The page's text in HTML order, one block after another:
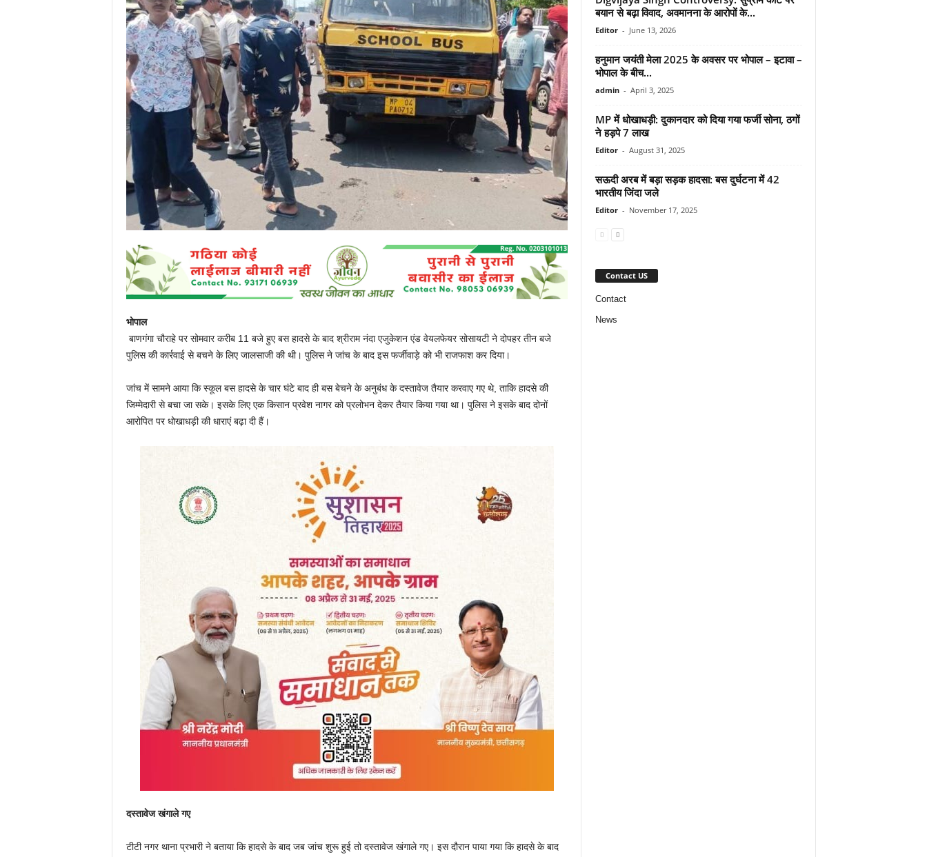
P
o
r
t
भोपाल
बाणगंगा चौराहे पर सोमवार करीब 11 बजे हुए बस हादसे के बाद श्रीराम नंदा एजुकेशन एंड वेयलफेयर सोसायटी ने दोपहर तीन बजे
पुलिस की कार्रवाई से बचने के लिए जालसाजी की थी। पुलिस ने जांच के बाद इस फर्जीवाड़े को भी राजफाश कर दिया।
जांच में सामने आया कि स्कूल बस हादसे के चार घंटे बाद ही बस बेचने के अनुबंध के दस्तावेज तैयार करवाए गए थे, ताकि हादसे की
जिम्मेदारी से बचा जा सके। इसके लिए एक किसान प्रवेश नागर को प्रलोभन देकर तैयार किया गया था। पुलिस ने इसके बाद दोनों
आरोपित पर धोखाधड़ी की धाराएं बढ़ा दी हैं।
दस्तावेज खंगाले गए
टीटी नगर थाना प्रभारी ने बताया कि हादसे के बाद जब जांच शुरू हुई तो दस्तावेज खंगाले गए। इस दौरान पाया गया कि हादसे के बाद
बयान से बढ़ा विवाद, अवमानना के आरोपों के...
Editor - June 13, 2026
हनुमान जयंती मेला 2025 के अवसर पर भोपाल – इटावा –
भोपाल के बीच...
admin - April 3, 2025
MP में धोखाधड़ी: दुकानदार को दिया गया फर्जी सोना, ठगों
ने हड़पे 7 लाख
Editor - August 31, 2025
सऊदी अरब में बड़ा सड़क हादसा: बस दुर्घटना में 42
भारतीय जिंदा जले
Editor - November 17, 2025
Contact US
Contact
News